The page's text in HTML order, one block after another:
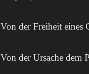
Von der Freiheit eines
Von der Ursache dem